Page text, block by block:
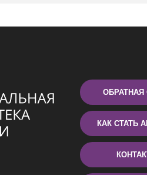
ОБРАТНАЯ
КАК СТАТЬ